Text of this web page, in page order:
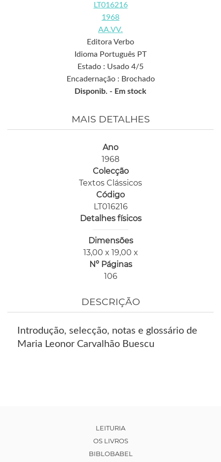
LT016216
1968
AA.VV.
Editora Verbo
Idioma Português PT
Estado : Usado 4/5
Encadernação : Brochado
Disponib. - Em stock
MAIS DETALHES
Ano
1968
Colecção
Textos Clássicos
Código
LT016216
Detalhes físicos
Dimensões
13,00 x 19,00 x
Nº Páginas
106
DESCRIÇÃO
Introdução, selecção, notas e glossário de
Maria Leonor Carvalhão Buescu
LEITURIA
OS LIVROS
BIBLOBABEL